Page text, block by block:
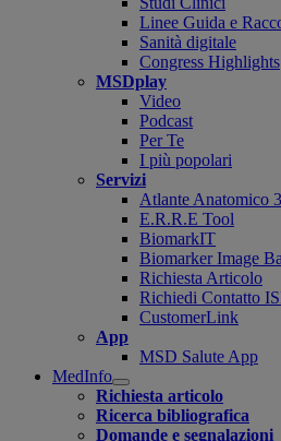
Linee Guida e
Sanità digitale
Congress Highlights
MSDplay
Video
Podcast
Per Te
I più popolari
Servizi
Atlante Anatomico
E.R.R.E Tool
BiomarkIT
Biomarker Image
Richiesta Articolo
Richiedi Contatto
CustomerLink
App
MSD Salute App
MedInfo
Open
submenu
Richiesta articolo
Ricerca bibliografica
Domande e segnalazioni